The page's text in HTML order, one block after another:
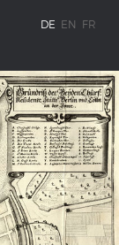
DE EN FR